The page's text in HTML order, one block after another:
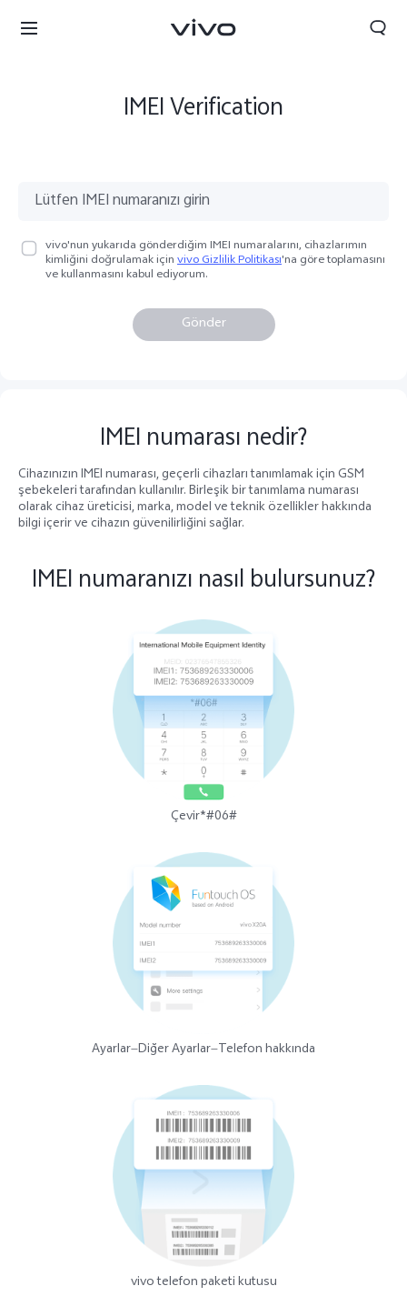
IMEI Verification
vivo'nun yukarıda gönderdiğim IMEI numaralarını, cihazlarımın
kimliğini doğrulamak içinvivo Gizlilik Politikası'na göre toplamasını
ve kullanmasını kabul ediyorum.
Gönder
IMEI numarası nedir?
Cihazınızın IMEI numarası, geçerli cihazları tanımlamak için GSM
şebekeleri tarafından kullanılır. Birleşik bir tanımlama numarası
olarak cihaz üreticisi, marka, model ve teknik özellikler hakkında
bilgi içerir ve cihazın güvenilirliğini sağlar.
IMEI numaranızı nasıl bulursunuz?
Çevir*#06#
Ayarlar—Diğer Ayarlar—Telefon hakkında
vivo telefon paketi kutusu